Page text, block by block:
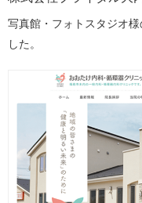
写真館・フォトスタジオ
した。